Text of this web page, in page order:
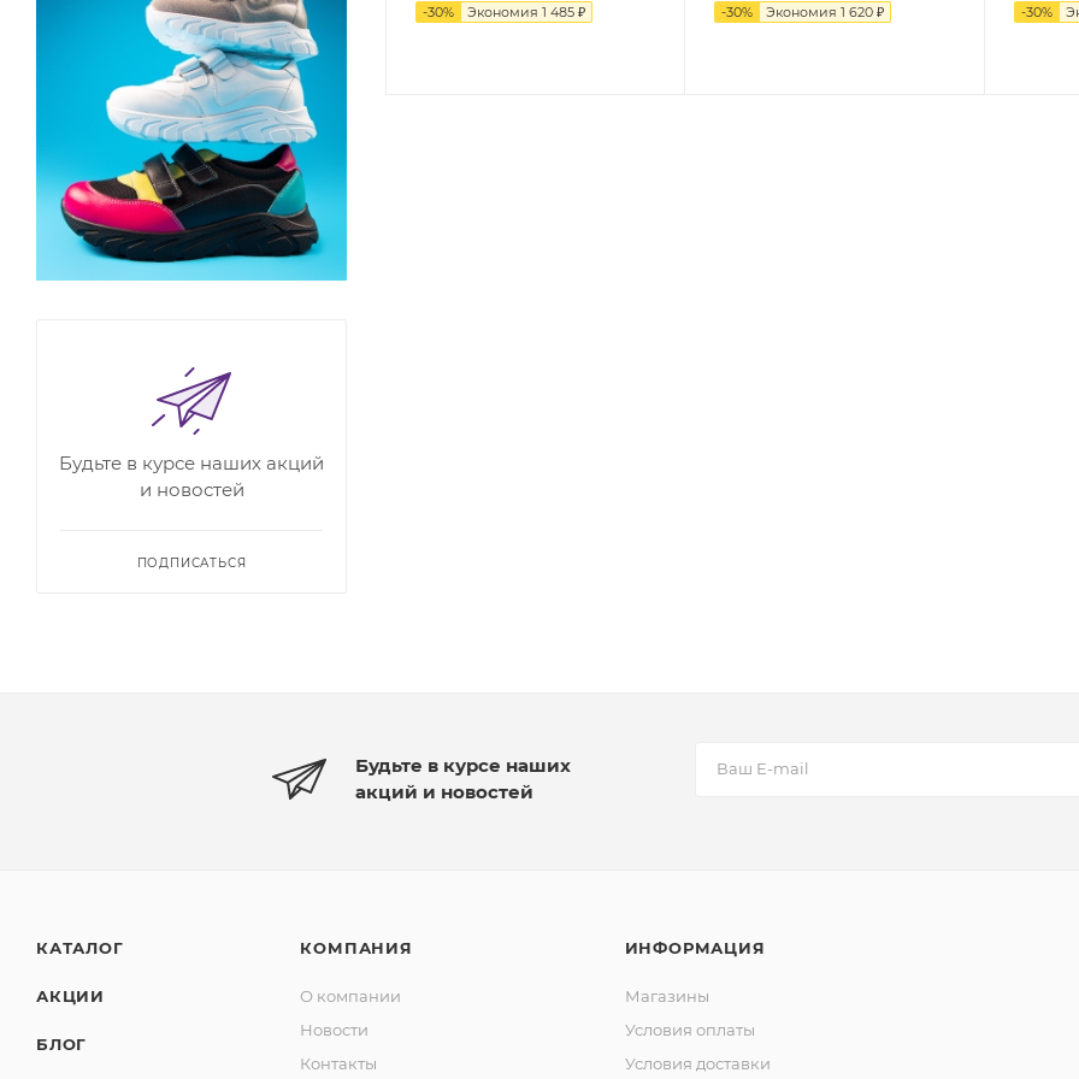
-30% Экономия 1 485 ₽ -30% Экономия1 620 ₽ -30%
Будьте в курсе наших акций
и новостей
ПОДПИСАТЬСЯ
Будьте в курсе наших
акций и новостей
КАТАЛОГ
АКЦИИ
БЛОГ
КОМПАНИЯ
О компании
Новости
Контакты
ИНФОРМАЦИЯ
Магазины
Условия оплаты
Условия доставки